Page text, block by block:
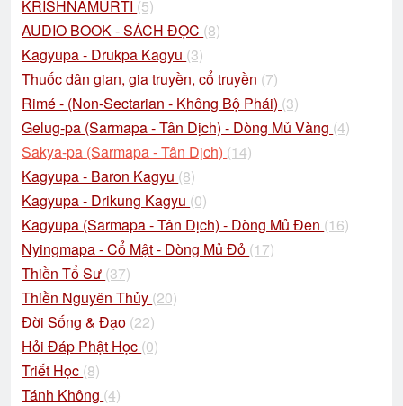
KRISHNAMURTI (5)
AUDIO BOOK - SÁCH ĐỌC (8)
Kagyupa - Drukpa Kagyu (3)
Thuốc dân gian, gia truyền, cổ truyền (7)
Rimé - (Non-Sectarian - Không Bộ Phái) (3)
Gelug-pa (Sarmapa - Tân Dịch) - Dòng Mủ Vàng (4)
Sakya-pa (Sarmapa - Tân Dịch) (14)
Kagyupa - Baron Kagyu (8)
Kagyupa - Drikung Kagyu (0)
Kagyupa (Sarmapa - Tân Dịch) - Dòng Mủ Đen (16)
Nyingmapa - Cổ Mật - Dòng Mủ Đỏ (17)
Thiền Tổ Sư (37)
Thiền Nguyên Thủy (20)
Đời Sống & Đạo (22)
Hỏi Đáp Phật Học (0)
Triết Học (8)
Tánh Không (4)